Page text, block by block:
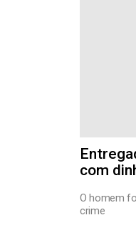
com
O homem
crime